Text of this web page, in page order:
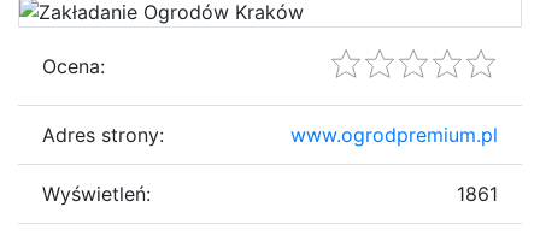
Ocena:
Adres strony: www.ogrodpremium.pl
Wyświetleń: 1861